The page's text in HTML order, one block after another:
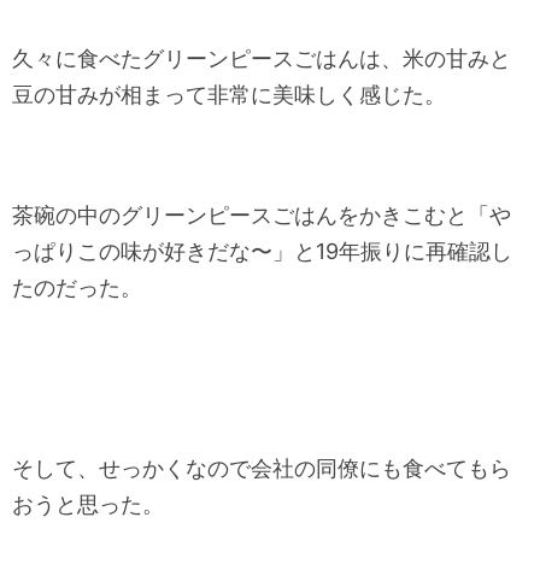
久々に食べたグリーンピースごはんは、米の甘みと
豆の甘みが相まって非常に美味しく感じた。
茶碗の中のグリーンピースごはんをかきこむと「や
っぱりこの味が好きだな〜」と19年振りに再確認し
たのだった。
そして、せっかくなので会社の同僚にも食べてもら
おうと思った。